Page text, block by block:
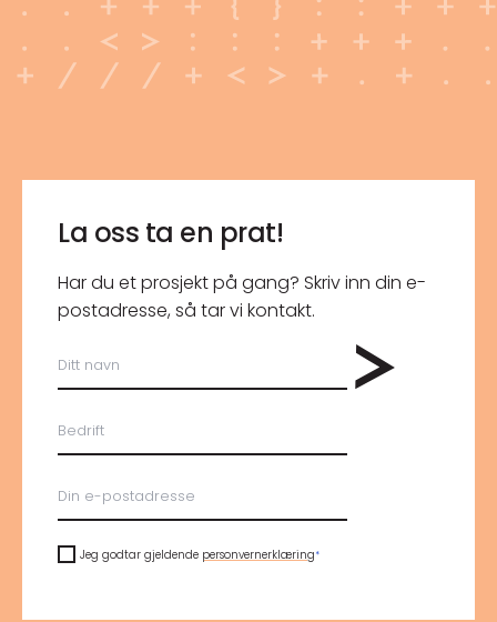
La oss ta en prat!
Har du et prosjekt på gang? Skriv inn din e-
post­adresse, så tar vi kontakt.
Ditt
navn
Bedrift
E-
post*
Personvern*
Jeg godtar gjeldende personvernerklæring*